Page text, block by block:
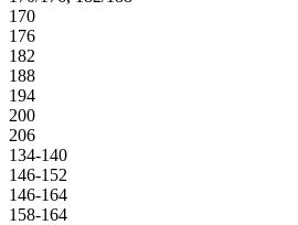
170
176
182
188
194
200
206
134-140
146-152
146-164
158-164